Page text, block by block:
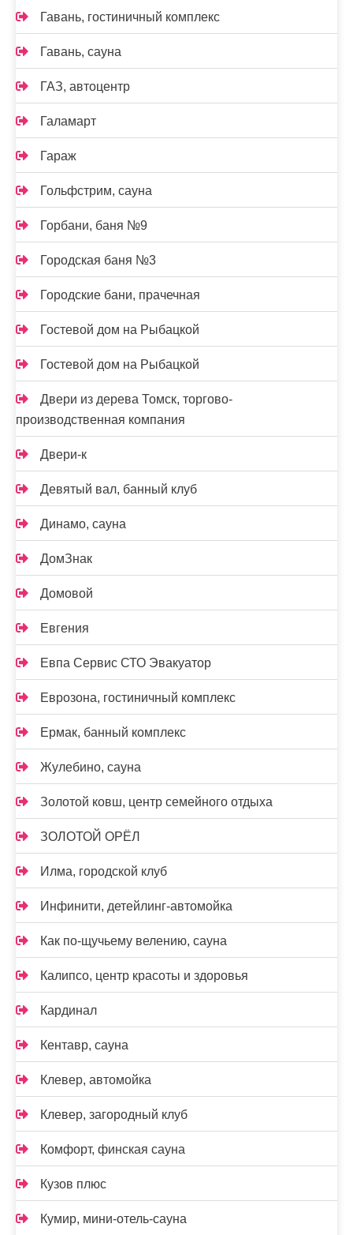
Гавань, гостиничный комплекс
Гавань, сауна
ГАЗ, автоцентр
Галамарт
Гараж
Гольфстрим, сауна
Горбани, баня №9
Городская баня №3
Городские бани, прачечная
Гостевой дом на Рыбацкой
Гостевой дом на Рыбацкой
Двери из дерева Томск, торгово-
производственная компания
Двери-к
Девятый вал, банный клуб
Динамо, сауна
ДомЗнак
Домовой
Евгения
Евпа Сервис СТО Эвакуатор
Еврозона, гостиничный комплекс
Ермак, банный комплекс
Жулебино, сауна
Золотой ковш, центр семейного отдыха
ЗОЛОТОЙ ОРЁЛ
Илма, городской клуб
Инфинити, детейлинг-автомойка
Как по-щучьему велению, сауна
Калипсо, центр красоты и здоровья
Кардинал
Кентавр, сауна
Клевер, автомойка
Клевер, загородный клуб
Комфорт, финская сауна
Кузов плюс
Кумир, мини-отель-сауна